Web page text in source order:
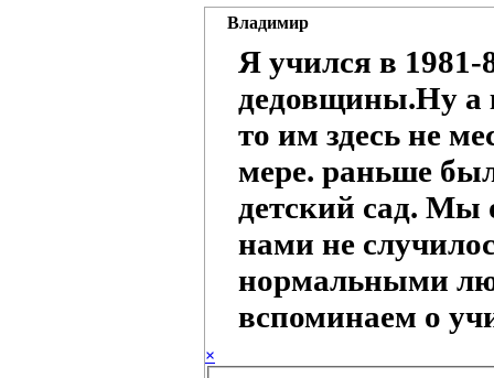
Владимир
Я учился в
дедовщины.Ну а
то им здесь не
мере. раньше
детский сад. Мы
нами не
нормальными
вспоминаем о
×